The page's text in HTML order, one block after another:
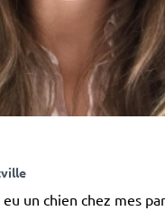
eu un chien chez mes